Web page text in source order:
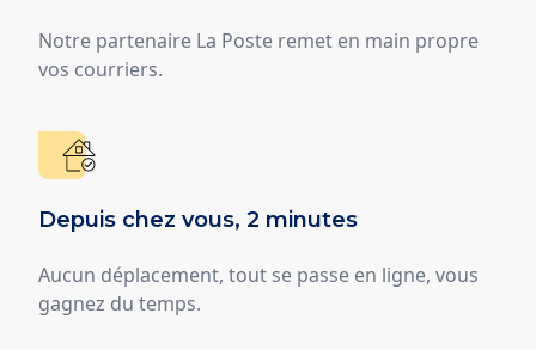
Notre partenaire La Poste remet en main propre
vos courriers.
Depuis chez vous, 2 minutes
Aucun déplacement, tout se passe en ligne, vous
gagnez du temps.